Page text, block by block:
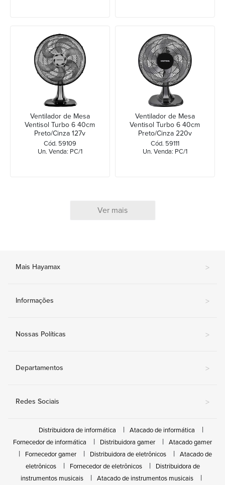
Ventilador de Mesa
Ventisol Turbo 6 40cm
Preto/Cinza 127v
Cód. 59109
Un. Venda: PC/1
Ventilador de Mesa
Ventisol Turbo 6 40cm
Preto/Cinza 220v
Cód. 59111
Un. Venda: PC/1
Ver mais
Mais Hayamax >
Informações >
Nossas Políticas >
Departamentos >
Redes Sociais >
Distribuidora de informática
Atacado de informática
Fornecedor de informática
Distribuidora gamer
Atacado gamer
Fornecedor gamer
Distribuidora de eletrônicos
Atacado de
eletrônicos
Fornecedor de eletrônicos
Distribuidora de
instrumentos musicais
Atacado de instrumentos musicais